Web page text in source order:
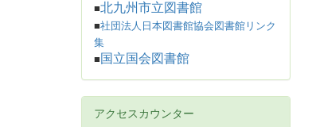
■北九州市立図書館
■社団法人日本図書館協会図書館リンク
集
■ 国立国会図書館
アクセスカウンター